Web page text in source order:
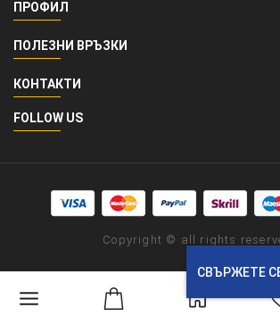
ПРОФИЛ
ПОЛЕЗНИ ВРЪЗКИ
КОНТАКТИ
FOLLOW US
Copyright © all rights
СВЪРЖЕТЕ